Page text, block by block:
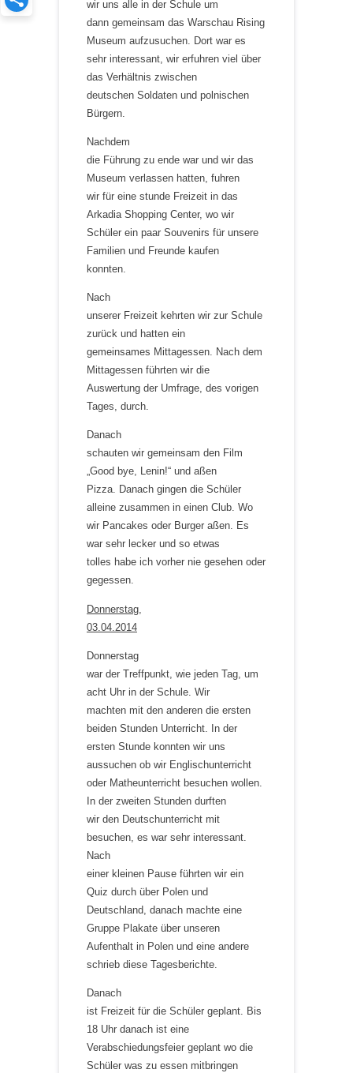
wir uns alle in der Schule um
dann gemeinsam das Warschau Rising
Museum aufzusuchen. Dort war es
sehr interessant, wir erfuhren viel über
das Verhältnis zwischen
deutschen Soldaten und polnischen
Bürgern.
Nachdem
die Führung zu ende war und wir das
Museum verlassen hatten, fuhren
wir für eine stunde Freizeit in das
Arkadia Shopping Center, wo wir
Schüler ein paar Souvenirs für unsere
Familien und Freunde kaufen
konnten.
Nach
unserer Freizeit kehrten wir zur Schule
zurück und hatten ein
gemeinsames Mittagessen. Nach dem
Mittagessen führten wir die
Auswertung der Umfrage, des vorigen
Tages, durch.
Danach
schauten wir gemeinsam den Film
„Good bye, Lenin!“ und aßen
Pizza. Danach gingen die Schüler
alleine zusammen in einen Club. Wo
wir Pancakes oder Burger aßen. Es
war sehr lecker und so etwas
tolles habe ich vorher nie gesehen oder
gegessen.
Donnerstag,
03.04.2014
Donnerstag
war der Treffpunkt, wie jeden Tag, um
acht Uhr in der Schule. Wir
machten mit den anderen die ersten
beiden Stunden Unterricht. In der
ersten Stunde konnten wir uns
aussuchen ob wir Englischunterricht
oder Matheunterricht besuchen wollen.
In der zweiten Stunden durften
wir den Deutschunterricht mit
besuchen, es war sehr interessant.
Nach
einer kleinen Pause führten wir ein
Quiz durch über Polen und
Deutschland, danach machte eine
Gruppe Plakate über unseren
Aufenthalt in Polen und eine andere
schrieb diese Tagesberichte.
Danach
ist Freizeit für die Schüler geplant. Bis
18 Uhr danach ist eine
Verabschiedungsfeier geplant wo die
Schüler was zu essen mitbringen